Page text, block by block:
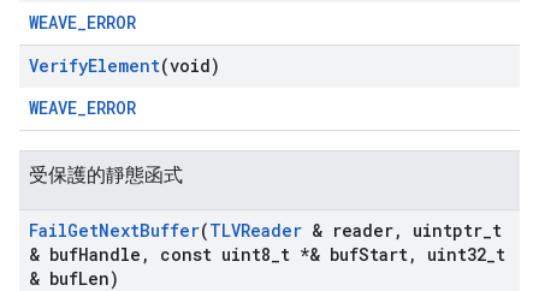
WEAVE_ERROR
VerifyElement(void)
WEAVE_ERROR
受保護的靜態函式
FailGetNextBuffer(TLVReader & reader, uintptr t
& bufHandle , const uint8 t *& bufStart, uint32 t
& bufLen)